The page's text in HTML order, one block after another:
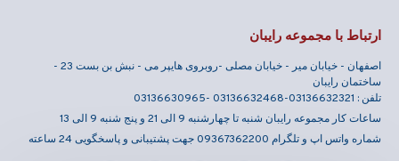
ارتباط با مجموعه رایبان
اصفهان - خیابان میر - خیابان مصلی -روبروی هایپر می - نبش بن بست 23 -
ساختمان رایبان
تلفن : 03136632321-03136632468 -03136630965
ساعات کار مجموعه رایبان شنبه تا چهارشنبه 9 الی 21 و پنج شنبه 9 الی 13
شماره واتس اپ و تلگرام 09367362200 جهت پشتیبانی و پاسخگویی 24 ساعته